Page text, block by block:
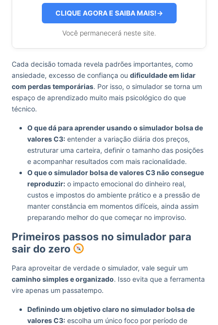
CLIQUE AGORA E SAIBA MAIS!→
Você permanecerá neste site.
Cada decisão tomada revela padrões importantes, como
ansiedade, excesso de confiança ou dificuldade em lidar
com perdas temporárias. Por isso, o simulador se torna um
espaço de aprendizado muito mais psicológico do que
técnico.
O que dá para aprender usando o simulador bolsa de
valores C3: entender a variação diária dos preços,
estruturar uma carteira, definir o tamanho das posições
e acompanhar resultados com mais racionalidade.
O que o simulador bolsa de valores C3 não consegue
reproduzir: o impacto emocional do dinheiro real,
custos e impostos do ambiente prático e a pressão de
manter constância em momentos difíceis, ainda assim
preparando melhor do que começar no improviso.
Primeiros passos no simulador para
sair do zero
Para aproveitar de verdade o simulador, vale seguir um
caminho simples e organizado. Isso evita que a ferramenta
vire apenas um passatempo.
Definindo um objetivo claro no simulador bolsa de
valores C3: escolha um único foco por período de